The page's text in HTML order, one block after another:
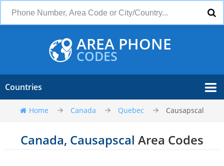
AREA PHONE
CODES
Countries
Home Canada Quebec Causapscal
Canada, Causapscal Area Codes